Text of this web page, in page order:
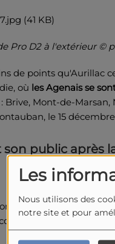
Les
Nous utilisons des
notre site et pour
Pro D2 à l'extérieur ©
de points qu'Aurillac
où les Agenais se
: Brive, Mont-de-Marsan,
le 15 décembre
public après
le Stade Montois
aurillacois
Roméo